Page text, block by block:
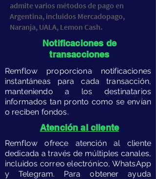
admite varios métodos de pago en
Argentina, incluidos Mercadopago,
Naranja, UALA, Lemon Cash.
Notificaciones de
transacciones
​Remflow proporciona notificaciones
instantáneas para cada transacción,
manteniendo a los destinatarios
informados tan pronto como se envían
o reciben fondos.
​Atención al cliente
​Remflow ofrece atención al cliente
dedicada a través de múltiples canales,
incluidos correo electrónico, WhatsApp
y Telegram. Para obtener ayuda